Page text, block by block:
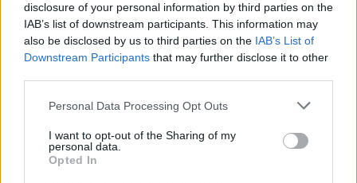
disclosure of your personal information by third parties on the
IAB’s list of downstream participants. This information may
also be disclosed by us to third parties on the IAB’s List of
Downstream Participants that may further disclose it to other
Personal Data Processing Opt Outs
I want to opt-out of the Sharing of my
personal data.
Opted In
2026. augusztus 07., péntek
Meddig használható még a régi
személyi?